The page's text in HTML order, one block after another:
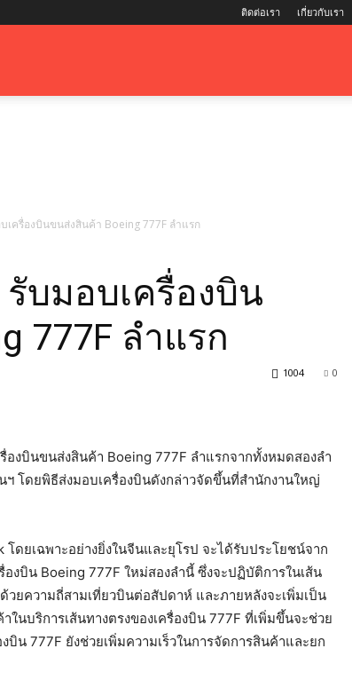
ติดต่อเรา เกี่ยวกับเรา
เครื่องบินขนส่งสินค้า Boeing 777F ลำแรก
รับมอบเครื่องบิน
777F ลำแรก
0
1004
องบินขนส่งสินค้า Boeing 777F ลำแรกจากทั้งหมดสองลำ
ฯ โดยพิธีส่งมอบเครื่องบินดังกล่าวจัดขึ้นที่สำนักงานใหญ่
ดยเฉพาะอย่างยิ่งในจีนและยุโรป จะได้รับประโยชน์จาก
งบิน Boeing 777F ใหม่สองลำนี้ ซึ่งจะปฏิบัติการในเส้น
วยความถี่สามเที่ยวบินต่อสัปดาห์ และภายหลังจะเพิ่มเป็น
นบริการเส้นทางตรงของเครื่องบิน 777F ที่เพิ่มขึ้นจะช่วย
บิน 777F ยังช่วยเพิ่มความเร็วในการจัดการสินค้าและยก